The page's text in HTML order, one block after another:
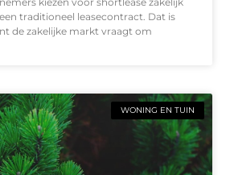
traditioneel leasecontract. Dat is
de zakelijke markt vraagt om
WONING EN TUIN